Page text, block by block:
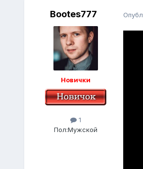
Bootes777
Новички
1
Пол:Мужской